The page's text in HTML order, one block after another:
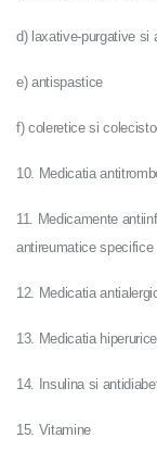
d) laxative-purgative si
e) antispastice
f) coleretice si
10. Medicatia
11. Medicamente
antireumatice specifice
12. Medicatia
13. Medicatia
14. Insulina si
15. Vitamine